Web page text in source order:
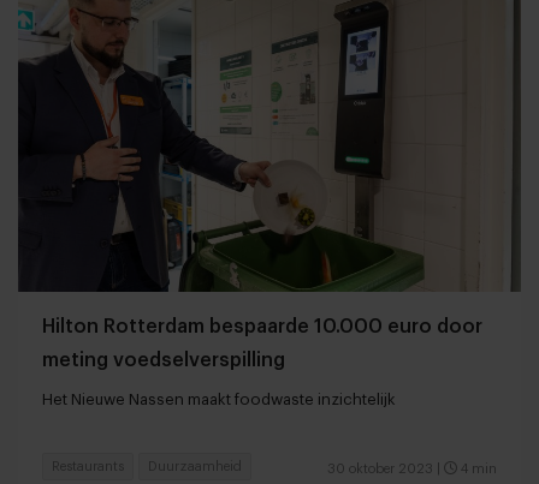
Hilton Rotterdam bespaarde 10.000 euro door
meting voedselverspilling
Het Nieuwe Nassen maakt foodwaste inzichtelijk
30 oktober 2023 4 min
Restaurants Duurzaamheid